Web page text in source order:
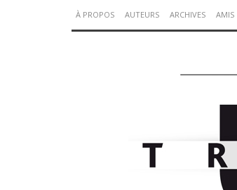
À PROPOS AUTEURS ARCHIVES AMIS